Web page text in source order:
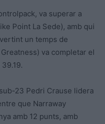
va superar a
Point La Sede), amb qui
un temps de
va completar el
23 Pedri Crause lidera
que Narraway
amb 12 punts, amb